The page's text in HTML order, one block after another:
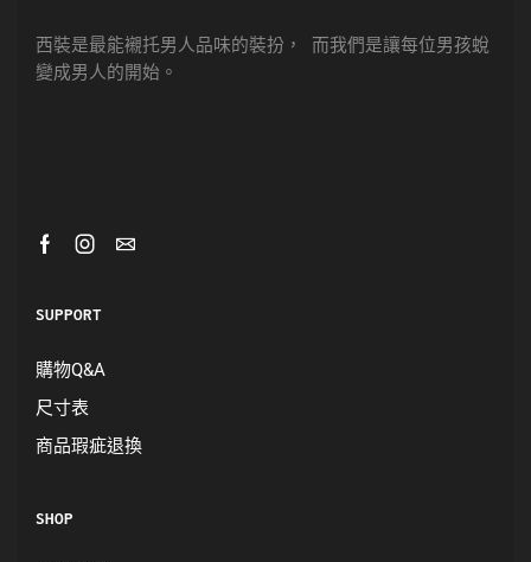
西裝是最能襯托男人品味的裝扮， 而我們是讓每位男孩蛻
變成男人的開始。
SUPPORT
購物Q&A
尺寸表
商品瑕疵退換
SHOP